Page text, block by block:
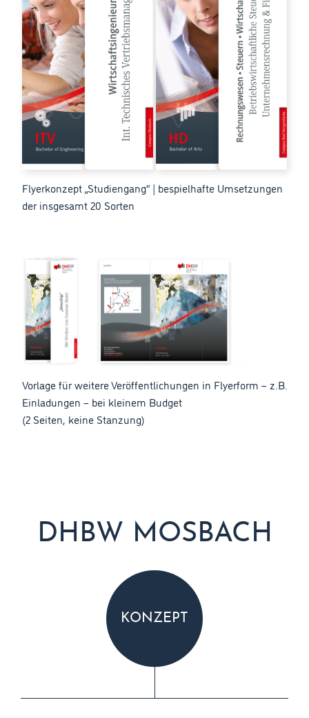
Flyerkonzept „Studiengang“ | bespielhafte Umsetzungen
der insgesamt 20 Sorten
Vorlage für weitere Veröffentlichungen in Flyerform – z.B.
Einladungen – bei kleinem Budget
(2 Seiten, keine Stanzung)
DHBW MOSBACH
KONZEPT